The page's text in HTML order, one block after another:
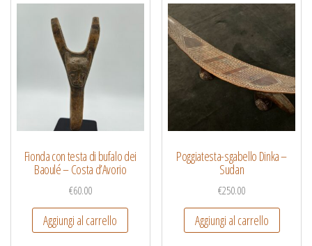
Fionda con testa di bufalo dei
Baoulé – Costa d’Avorio
€60.00
Aggiungi al carrello
Poggiatesta-sgabello Dinka –
Sudan
€250.00
Aggiungi al carrello